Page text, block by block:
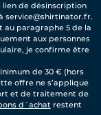
de désinscription
service@shirtinator.fr.
au paragraphe 5 de la
aux personnes
je confirme être
de 30 € (hors
offre ne s’applique
et de traitement de
d´achatrestent